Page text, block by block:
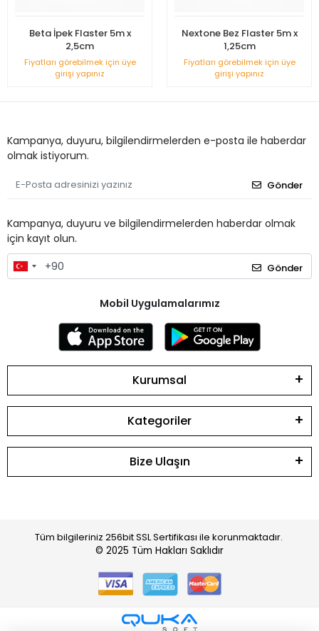
Beta İpek Flaster 5m x
2,5cm
Fiyatları görebilmek için üye
girişi yapınız
Nextone Bez Flaster 5m x
1,25cm
Fiyatları görebilmek için üye
girişi yapınız
Kampanya, duyuru, bilgilendirmelerden e-posta ile haberdar
olmak istiyorum.
Gönder
Kampanya, duyuru ve bilgilendirmelerden haberdar olmak
için kayıt olun.
Gönder
Mobil Uygulamalarımız
Kurumsal
Kategoriler
Bize Ulaşın
Tüm bilgileriniz 256bit SSL Sertifikası ile korunmaktadır.
© 2025 Tüm Hakları Saklıdır